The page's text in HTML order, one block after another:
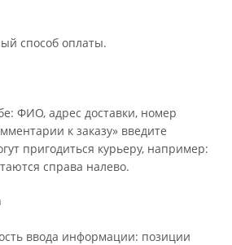
способ оплаты.
ФИО, адрес доставки, номер
к заказу» введите
пригодиться курьеру, например:
справа налево.
ввода информации: позиции